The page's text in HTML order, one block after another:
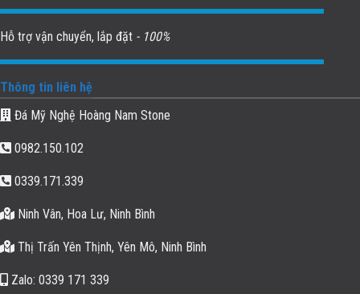
Hỗ trợ vận chuyển, lắp đặt - 100%
Thông tin liên hệ
Đá Mỹ Nghệ Hoàng Nam Stone
0982.150.102
0339.171.339
Ninh Vân, Hoa Lư, Ninh Bình
Thị Trấn Yên Thịnh, Yên Mô, Ninh Bình
Zalo: 0339 171 339